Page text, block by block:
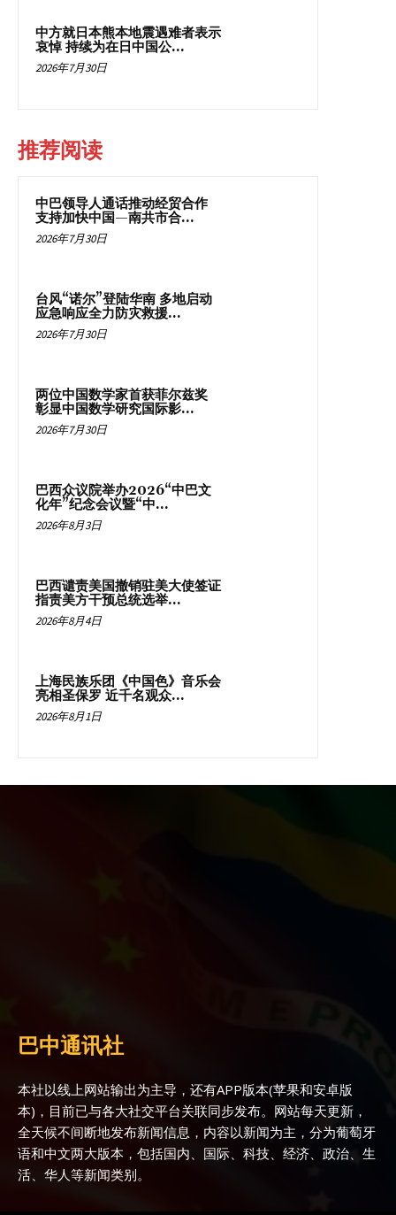
中方就日本熊本地震遇难者表示
哀悼 持续为在日中国公...
2026年7月30日
推荐阅读
中巴领导人通话推动经贸合作
支持加快中国—南共市合...
2026年7月30日
台风“诺尔”登陆华南 多地启动
应急响应全力防灾救援...
2026年7月30日
两位中国数学家首获菲尔兹奖
彰显中国数学研究国际影...
2026年7月30日
巴西众议院举办2026“中巴文
化年”纪念会议暨“中...
2026年8月3日
巴西谴责美国撤销驻美大使签证
指责美方干预总统选举...
2026年8月4日
上海民族乐团《中国色》音乐会
亮相圣保罗 近千名观众...
2026年8月1日
巴中通讯社
本社以线上网站输出为主导，还有APP版本(苹果和安卓版
本)，目前已与各大社交平台关联同步发布。网站每天更新，
全天候不间断地发布新闻信息，内容以新闻为主，分为葡萄牙
语和中文两大版本，包括国内、国际、科技、经济、政治、生
活、华人等新闻类别。